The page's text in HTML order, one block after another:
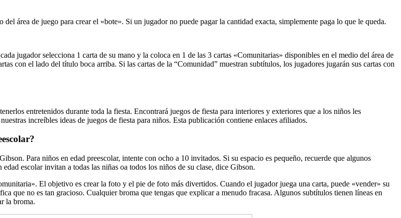
área de juego para crear el «bote». Si un jugador no puede pagar la cantidad exacta, simplemente paga lo que le queda.
jugador selecciona 1 carta de su mano y la coloca en 1 de las 3 cartas «Comunitarias» disponibles en el medio del área de
con el lado del título boca arriba. Si las cartas de la “Comunidad” muestran subtítulos, los jugadores jugarán sus cartas con
entretenidos durante toda la fiesta. Encontrará juegos de fiesta para interiores y exteriores que a los niños les
increíbles ideas de juegos de fiesta para niños. Esta publicación contiene enlaces afiliados.
Para niños en edad preescolar, intente con ocho a 10 invitados. Si su espacio es pequeño, recuerde que algunos
escolar invitan a todas las niñas oa todos los niños de su clase, dice Gibson.
El objetivo es crear la foto y el pie de foto más divertidos. Cuando el jugador juega una carta, puede «vender» su
que no es tan gracioso. Cualquier broma que tengas que explicar a menudo fracasa. Algunos subtítulos tienen líneas en
la broma.